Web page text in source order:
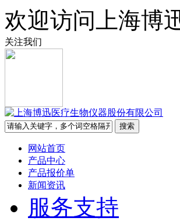
欢迎访问上海博
关注我们
网站首页
产品中心
产品报价单
新闻资讯
服务支持